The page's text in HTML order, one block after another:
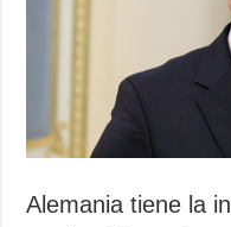
Alemania tiene la